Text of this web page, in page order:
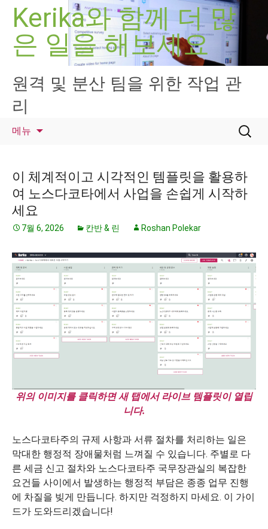
Kerika와 함께 더 많
은 일을 해보세요
원격 및 분산 팀을 위한 작업 관
리
메뉴
검
색:
이 체계적이고 시각적인 템플릿을 활용하
여 노스다코타에서 사업을 손쉽게 시작하
세요
7월 6, 2026 칸반 & 린 Roshan Polekar
위의 이미지를 클릭하면 새 탭에서 라이브 템플릿이 열립
니다.
노스다코타주의 규제 사항과 서류 절차를 처리하는 일은
막대한 행정적 장애물처럼 느껴질 수 있습니다. 주별로 다
른 세금 신고 절차와 노스다코타주 국무장관실의 복잡한
요건들 사이에서 발생하는 행정적 부담은 종종 업무 진행
에 차질을 빚게 만듭니다. 하지만 걱정하지 마세요. 이 가이
드가 도와드리겠습니다!